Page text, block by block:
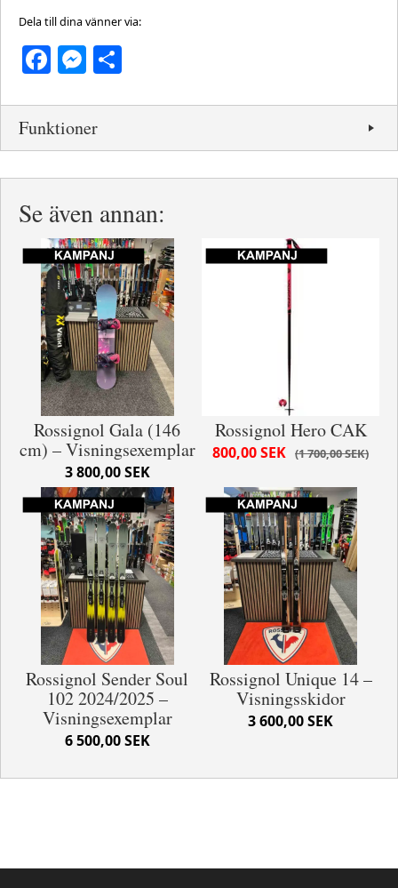
Dela till dina vänner via:
Facebook
Messenger
Funktioner
Se även annan:
Rossignol Gala (146
cm) – Visningsexemplar
3 800,00 SEK
Rossignol Hero CAK
1 700,00 SEK
800,00 SEK
Rossignol Sender Soul
102 2024/2025 –
Visningsexemplar
6 500,00 SEK
Rossignol Unique 14 –
Visningsskidor
3 600,00 SEK